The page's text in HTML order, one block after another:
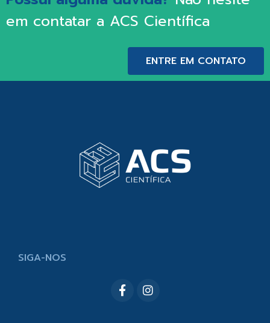
em contatar a ACS Científica
ENTRE EM CONTATO
SIGA-NOS